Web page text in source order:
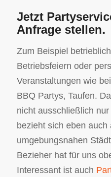
Jetzt
Anfrage stellen.
Zum Beispiel
Betriebsfeiern oder
Veranstaltungen wie
BBQ Partys, Taufen.
nicht ausschließlich
bezieht sich eben auch
umgebungsnahen
Bezieher hat für uns
Interessant ist auch